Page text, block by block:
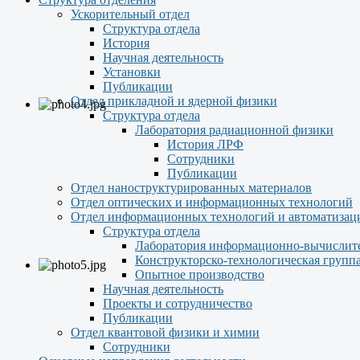
Ускорительный отдел
Структура отдела
История
Научная деятельность
Установки
Публикации
Отдел прикладной и ядерной физики
Структура отдела
Лаборатория радиационной физики
История ЛРФ
Сотрудники
Публикации
Отдел наноструктурированных материалов
Отдел оптических и информационных технологий
Отдел информационных технологий и
Структура отдела
Лаборатория информационно-
Конструкторско-технологическая группа
Опытное производство
Научная деятельность
Проекты и сотрудничество
Публикации
Отдел квантовой физики и химии
Сотрудники